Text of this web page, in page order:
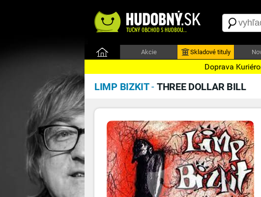
Akcie Skladové tituly
Doprava
LIMP BIZKIT- THREE DOLLAR BILL